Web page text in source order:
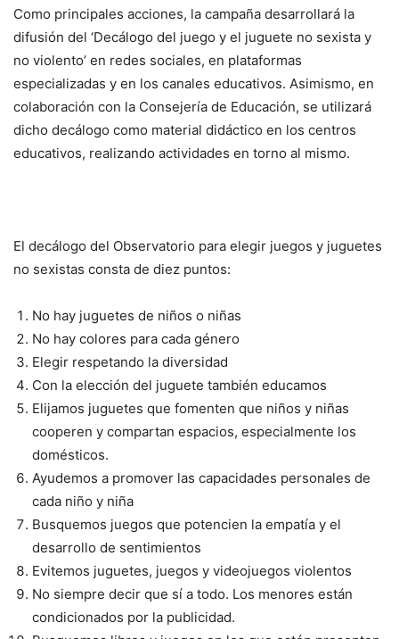
Como principales acciones, la campaña desarrollará la
difusión del ‘Decálogo del juego y el juguete no sexista y
no violento’ en redes sociales, en plataformas
especializadas y en los canales educativos. Asimismo, en
colaboración con la Consejería de Educación, se utilizará
dicho decálogo como material didáctico en los centros
educativos, realizando actividades en torno al mismo.
El decálogo del Observatorio para elegir juegos y juguetes
no sexistas consta de diez puntos:
No hay juguetes de niños o niñas
No hay colores para cada género
Elegir respetando la diversidad
Con la elección del juguete también educamos
Elijamos juguetes que fomenten que niños y niñas
cooperen y compartan espacios, especialmente los
domésticos.
Ayudemos a promover las capacidades personales de
cada niño y niña
Busquemos juegos que potencien la empatía y el
desarrollo de sentimientos
Evitemos juguetes, juegos y videojuegos violentos
No siempre decir que sí a todo. Los menores están
condicionados por la publicidad.